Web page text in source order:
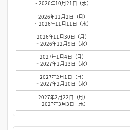
~ 2026年10月21日（水）
2026年11月2日（月）
~ 2026年11月11日（水）
2026年11月30日（月）
~ 2026年12月9日（水）
2027年1月4日（月）
~ 2027年1月13日（水）
2027年2月1日（月）
~ 2027年2月10日（水）
2027年2月22日（月）
~ 2027年3月3日（水）